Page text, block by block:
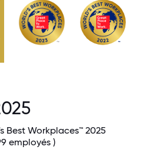
Best Workplaces™ 2025
employés )